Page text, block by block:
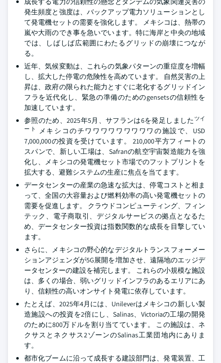
発生頻度と強度は、バックアップ電力ソリューションとし
て発電機セットの需要を強化します。 メキシコは、熱帯の
嵐や大雨のでき事を急いでいます。特に海岸と中央の地域
では、しばしば広範囲にわたるグリッドの崩壊につなが
る。
近年、気候変動は、これらの気象パターンの重症度を増幅
し、拡大した停電の危険性を高めています。 自然災害の上
昇は、政府の限られた能力とすぐに老化するグリッドイン
フラを近代化し、緊急の準備のためのgensetsの信頼性を
加速しています。
参照のため、2025年5月、サフランは6を発足しましたツイ
ート
メキシコのチワワワワワワワワワの施設で、USD
7,000,000の投資を受けています。 210,000平方フィートの
スパンで、新しい工場は、Safranの航空宇宙製造能力を強
化し、メキシコの発電機セット市場でのフットプリントを
拡大する、避難システムの生産に焦点を当てます。
データセンターの産業の急速な拡大は、停電コストと相ま
って、全国の大容量および燃料効率の高い発電機セットの
需要を促進します。 クラウドコンピューティング、フィン
テック、電子商取引、デジタルサービスの拠点となるた
め、データセンター投資は指数関数的な成長を目撃してい
ます。
さらに、メキシコの野心的なデジタルトランスフォーメー
ションアジェンダが5G展開を増加させ、遠隔地のエッジデ
ータセンターの建設を補完します。 これらの小規模な施設
は、多くの場合、弱いグリッドインフラのあるエリアにあ
り、信頼性の高いオンサイト発電に依存しています。
たとえば、2025年4月には、Unileverはメキシコの新しい製
造施設への投資を2倍にし、Salinas、Victoriaの工場の開発
のために800万ドルを割り当てています。 この施設は、ネ
クサスとネクサス2ゾーンのSalinas工業団地内にありま
す。
都市化ブームに沿って成長する建設部門は、発電装置、工